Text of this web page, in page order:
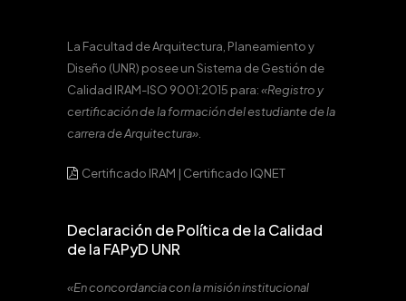
La Facultad de Arquitectura, Planeamiento y
Diseño (UNR) posee un Sistema de Gestión de
Calidad IRAM-ISO 9001:2015 para:«Registro y
certificación de la formación del estudiante de la
carrera de Arquitectura».
Certificado IRAM | Certificado IQNET
Declaración de Política de la Calidad
de la FAPyD UNR
«En concordancia con la misión institucional